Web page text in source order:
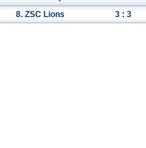
8. ZSC Lions 3 : 3